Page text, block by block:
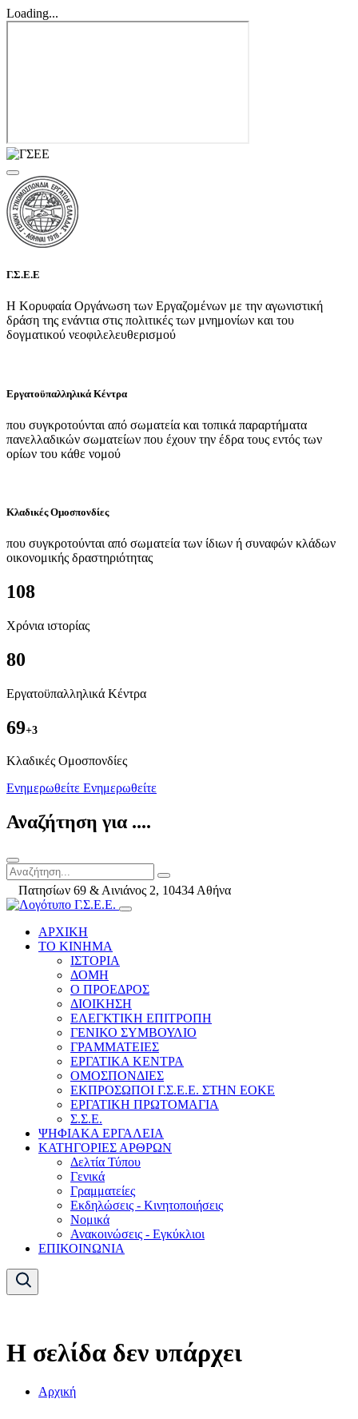
Loading...
Γ.Σ.Ε.Ε
Η Κορυφαία Οργάνωση των Εργαζομένων με την αγωνιστική
δράση της ενάντια στις πολιτικές των μνημονίων και του
δογματικού νεοφιλελευθερισμού
Εργατοϋπαλληλικά Κέντρα
που συγκροτούνται από σωματεία και τοπικά παραρτήματα
πανελλαδικών σωματείων που έχουν την έδρα τους εντός των
ορίων του κάθε νομού
Κλαδικές Ομοσπονδίες
που συγκροτούνται από σωματεία των ίδιων ή συναφών κλάδων
οικονομικής δραστηριότητας
108
Χρόνια ιστορίας
80
Εργατοϋπαλληλικά Κέντρα
69+3
Kλαδικές Ομοσπονδίες
Ενημερωθείτε Ενημερωθείτε
Αναζήτηση για ....
Πατησίων 69 & Αινιάνος 2, 10434 Αθήνα
ΑΡΧΙΚΗ
ΤΟ ΚΙΝΗΜΑ
ΙΣΤΟΡΙΑ
ΔΟΜΗ
Ο ΠΡΟΕΔΡΟΣ
ΔΙΟΙΚΗΣΗ
ΕΛΕΓΚΤΙΚΗ ΕΠΙΤΡΟΠΗ
ΓΕΝΙΚΟ ΣΥΜΒΟΥΛΙΟ
ΓΡΑΜΜΑΤΕΙΕΣ
ΕΡΓΑΤΙΚΑ ΚΕΝΤΡΑ
ΟΜΟΣΠΟΝΔΙΕΣ
ΕΚΠΡΟΣΩΠΟΙ Γ.Σ.Ε.Ε. ΣΤΗΝ ΕΟΚΕ
ΕΡΓΑΤΙΚΗ ΠΡΩΤΟΜΑΓΙΑ
Σ.Σ.Ε.
ΨΗΦΙΑΚΑ ΕΡΓΑΛΕΙΑ
ΚΑΤΗΓΟΡΙΕΣ ΑΡΘΡΩΝ
Δελτία Τύπου
Γενικά
Γραμματείες
Εκδηλώσεις - Κινητοποιήσεις
Νομικά
Ανακοινώσεις - Εγκύκλιοι
ΕΠΙΚΟΙΝΩΝΙΑ
Η σελίδα δεν υπάρχει
Αρχική